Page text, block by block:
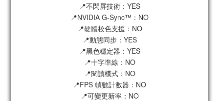
📍不閃屏技術：YES
📍NVIDIA G-Sync™：NO
📍硬體校色支援：NO
📍動態同步：YES
📍黑色穩定器：YES
📍十字準線：NO
📍閱讀模式：NO
📍FPS 幀數計數器：NO
📍可變更新率：NO